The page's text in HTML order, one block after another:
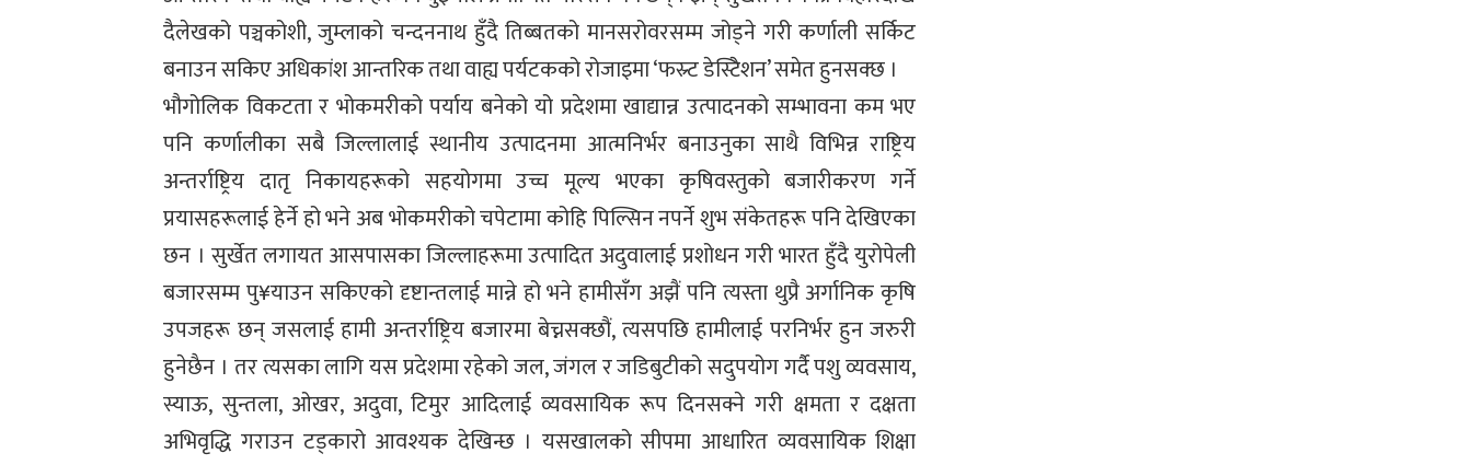
दैलेखको पञ्चकोशी, जुम्लाको चन्दननाथ हुँदै तिब्बतको मानसरोवरसम्म जोड्ने गरी कर्णाली सर्किट
बनाउन सकिए अधिकांश आन्तरिक तथा वाह्य पर्यटकको रोजाइमा ‘फस्र्ट डेस्टिेशन’ समेत हुनसक्छ ।
भौगोलिक विकटता र भोकमरीको पर्याय बनेको यो प्रदेशमा खाद्यान्न उत्पादनको सम्भावना कम भए
पनि कर्णालीका सबै जिल्लालाई स्थानीय उत्पादनमा आत्मनिर्भर बनाउनुका साथै विभिन्न राष्ट्रिय
अन्तर्राष्ट्रिय दातृ निकायहरूको सहयोगमा उच्च मूल्य भएका कृषिवस्तुको बजारीकरण गर्ने
प्रयासहरूलाई हेर्ने हो भने अब भोकमरीको चपेटामा कोहि पिल्सिन नपर्ने शुभ संकेतहरू पनि देखिएका
छन । सुर्खेत लगायत आसपासका जिल्लाहरूमा उत्पादित अदुवालाई प्रशोधन गरी भारत हुँदै युरोपेली
बजारसम्म पु¥याउन सकिएको दृष्टान्तलाई मान्ने हो भने हामीसँग अझैं पनि त्यस्ता थुप्रै अर्गानिक कृषि
उपजहरू छन् जसलाई हामी अन्तर्राष्ट्रिय बजारमा बेच्नसक्छौं, त्यसपछि हामीलाई परनिर्भर हुन जरुरी
हुनेछैन । तर त्यसका लागि यस प्रदेशमा रहेको जल, जंगल र जडिबुटीको सदुपयोग गर्दै पशु व्यवसाय,
स्याऊ, सुन्तला, ओखर, अदुवा, टिमुर आदिलाई व्यवसायिक रूप दिनसक्ने गरी क्षमता र दक्षता
अभिवृद्धि गराउन टड्कारो आवश्यक देखिन्छ । यसखालको सीपमा आधारित व्यवसायिक शिक्षा